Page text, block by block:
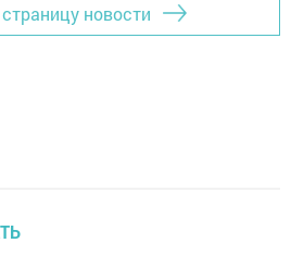
новости